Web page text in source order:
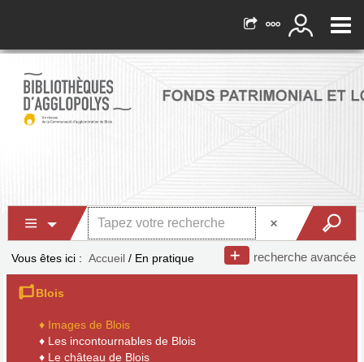
recherche avancée
Vous êtes ici : Accueil / En pratique
Blois
♦ Images de Blois
♦ Les incontournables de Blois
♦ Le château de Blois